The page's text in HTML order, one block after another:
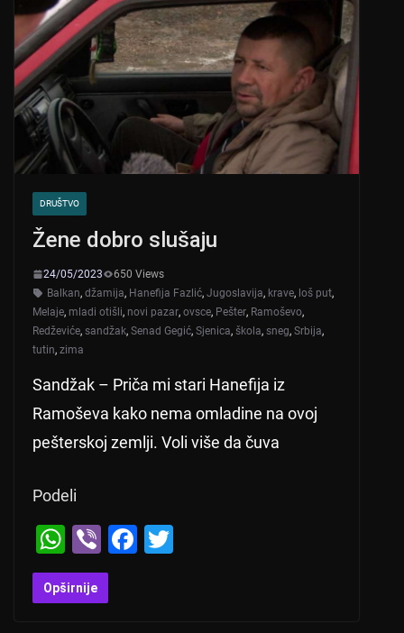
DRUŠTVO
Žene dobro slušaju
24/05/2023
650 Views
Balkan, džamija, Hanefija Fazlić, Jugoslavija, krave, loš put,
Melaje, mladi otišli, novi pazar, ovsce, Pešter, Ramoševo,
Redževiće, sandžak, Senad Gegić, Sjenica, škola, sneg, Srbija,
tutin, zima
Sandžak – Priča mi stari Hanefija iz
Ramoševa kako nema omladine na ovoj
pešterskoj zemlji. Voli više da čuva
Podeli
W
h
at
Vi
b
er
F
Opširnije